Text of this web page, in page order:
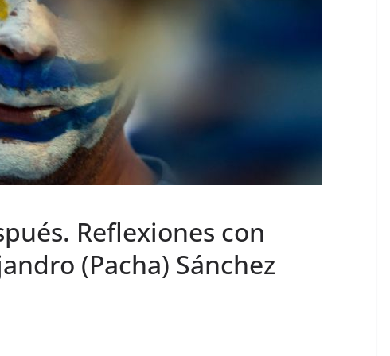
Reflexiones con
(Pacha) Sánchez